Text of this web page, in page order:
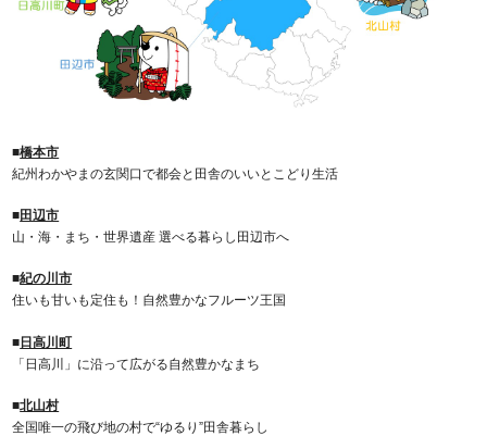
■橋本市
紀州わかやまの玄関口で都会と田舎のいいとこどり生活
■田辺市
山・海・まち・世界遺産 選べる暮らし田辺市へ
■紀の川市
住いも甘いも定住も！自然豊かなフルーツ王国
■日高川町
「日高川」に沿って広がる自然豊かなまち
■北山村
全国唯一の飛び地の村で“ゆるり”田舎暮らし